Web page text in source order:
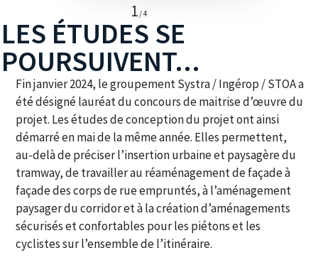
1 / 4
LES ÉTUDES SE
POURSUIVENT...
Fin janvier 2024, le groupement Systra / Ingérop / STOA a
été désigné lauréat du concours de maitrise d’œuvre du
projet. Les études de conception du projet ont ainsi
démarré en mai de la même année. Elles permettent,
au-delà de préciser l’insertion urbaine et paysagère du
tramway, de travailler au réaménagement de façade à
façade des corps de rue empruntés, à l’aménagement
paysager du corridor et à la création d’aménagements
sécurisés et confortables pour les piétons et les
cyclistes sur l’ensemble de l’itinéraire.